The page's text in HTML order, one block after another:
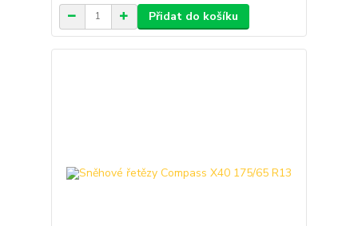
Přidat do košíku